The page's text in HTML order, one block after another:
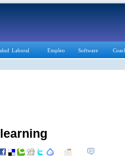
Laboral Empleo Software